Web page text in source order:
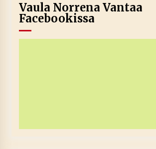
Vaula Norrena Vantaa
Facebookissa